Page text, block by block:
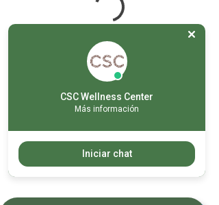
CSC Wellness Center
Más información
Iniciar chat